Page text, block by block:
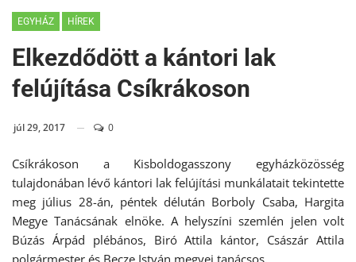
EGYHÁZ HÍREK
Elkezdődött a kántori lak
felújítása Csíkrákoson
júl 29, 2017 0
Csíkrákoson a Kisboldogasszony egyházközösség
tulajdonában lévő kántori lak felújítási munkálatait tekintette
meg július 28-án, péntek délután Borboly Csaba, Hargita
Megye Tanácsának elnöke. A helyszíni szemlén jelen volt
Búzás Árpád plébános, Biró Attila kántor, Császár Attila
polgármester és Becze István megyei tanácsos.